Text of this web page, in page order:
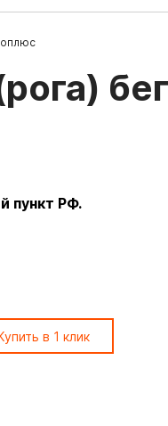
пункт РФ.
в 1 клик